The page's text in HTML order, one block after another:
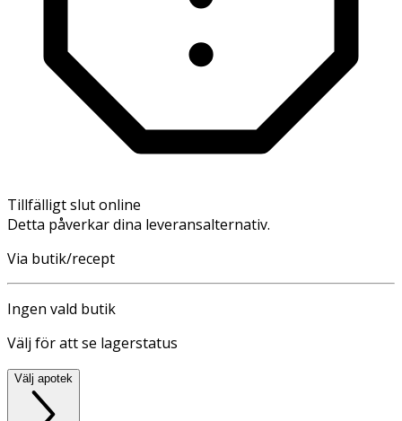
Tillfälligt slut online
Detta påverkar dina leveransalternativ.
Via butik/recept
Ingen vald butik
Välj för att se lagerstatus
Välj apotek